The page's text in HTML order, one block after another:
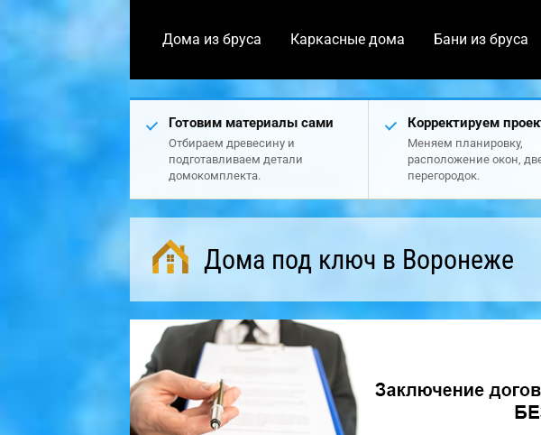
Дома из бруса Каркасные дома Бани из бруса
Готовим материалы сами
Отбираем древесину и
подготавливаем детали
домокомплекта.
Корректируем
Меняем планировку,
расположение окон,
перегородок.
Дома под ключ в Воронеже